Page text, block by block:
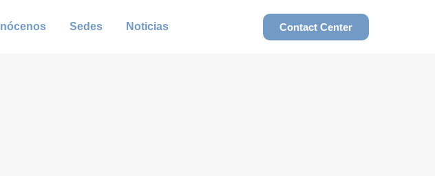
Sedes Noticias Contact Center